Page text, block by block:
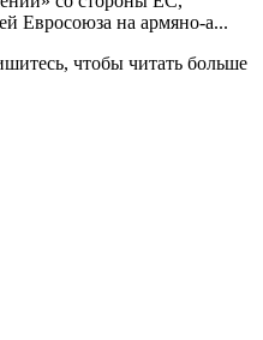
Евросоюза на армяно-а...
чтобы читать больше